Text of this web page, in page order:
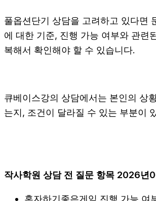
풀옵션단기 상담을 고려하고 있다면
에 대한 기준, 진행 가능 여부와 관련
복해서 확인해야 할 수 있습니다.
큐베이스강의 상담에서는 본인의 상
는지, 조건이 달라질 수 있는 부분이
작사학원 상담 전 질문 항목 2026년
혼자하기좋은게임 진행 가능 여